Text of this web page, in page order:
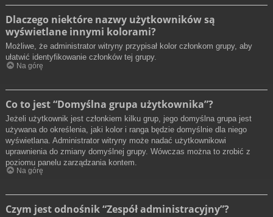
Dlaczego niektóre nazwy użytkowników są
wyświetlane innymi kolorami?
Możliwe, że administrator witryny przypisał kolor członkom grupy, aby
ułatwić identyfikowanie członków tej grupy.
Na górę
Co to jest “Domyślna grupa użytkownika”?
Jeżeli użytkownik jest członkiem kilku grup, jego domyślna grupa jest
używana do określenia, jaki kolor i ranga będzie domyślnie dla niego
wyświetlana. Administrator witryny może nadać użytkownikowi
uprawnienia do zmiany domyślnej grupy. Wówczas można to zrobić z
poziomu panelu zarządzania kontem.
Na górę
Czym jest odnośnik “Zespół administracyjny”?